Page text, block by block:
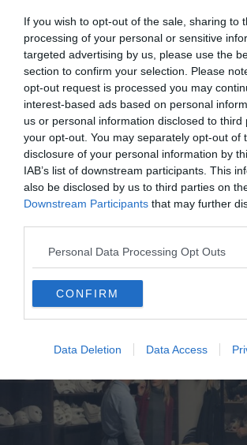
If you wish to opt-out of the sale, sharing to
processing of your personal or sensitive
targeted advertising by us, please use the
section to confirm your selection. Please
opt-out request is processed you may
interest-based ads based on personal
us or personal information disclosed to third
your opt-out. You may separately opt-out of
disclosure of your personal information by
IAB’s list of downstream participants. This
also be disclosed by us to third parties on
Downstream Participants that may further
Personal Data Processing Opt Outs
CONFIRM
Data Deletion Data Access
Au cours de l’atelier, vous créerez de
masque de carnaval vénitien. Avec les
l’atelier, vous décorerez votre masque
brillantes et ajouterez des ornements
unique. Ensuite, vous pourrez vous
rues de Venise en portant votre
pour vous mélanger à la foule du
Atelier la Bauta